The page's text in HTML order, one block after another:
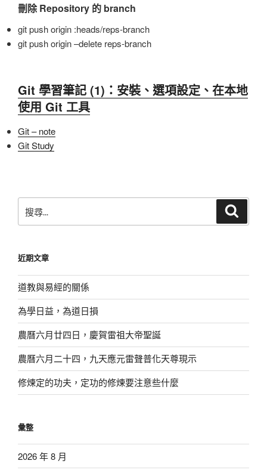
刪除 Repository 的 branch
git push origin :heads/reps-branch
git push origin –delete reps-branch
Git 學習筆記 (1)：安裝、選項設定、在本地
使用 Git 工具
Git – note
Git Study
尋
字:
近期文章
道教與易經的關係
為學日益，為道日損
農曆六月廿四日，慶賀雷祖大帝聖誕
農曆六月二十四，九天應元雷聲普化天尊現示
修煉定的功夫，定功的修煉要注意些什麼
彙整
2026 年 8 月